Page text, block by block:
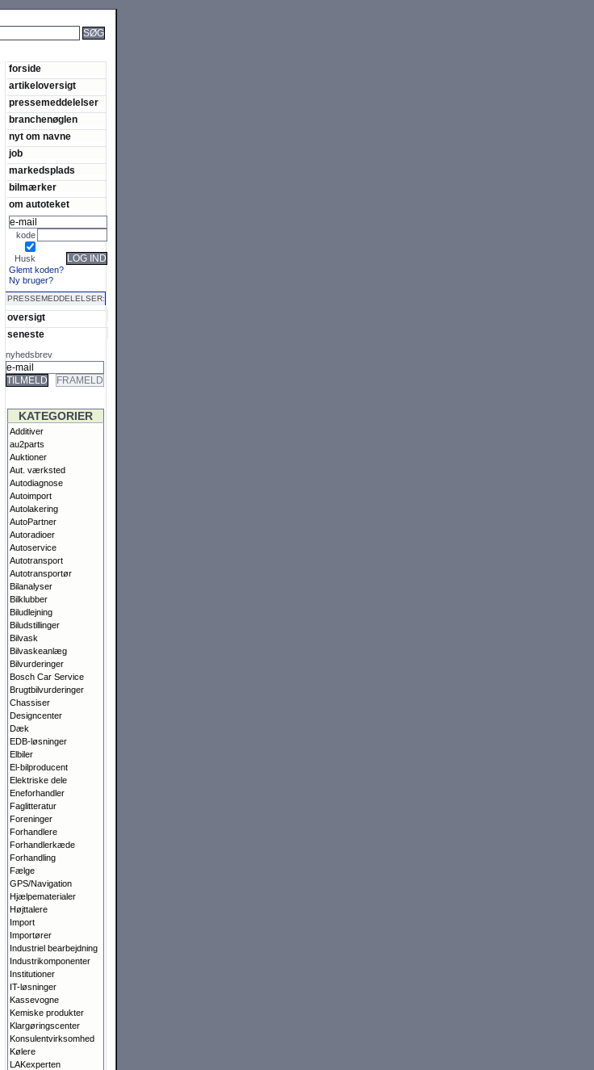
SØG
forside
artikeloversigt
pressemeddelelser
branchenøglen
nyt om navne
job
markedsplads
bilmærker
om autoteket
kode
Husk LOG IND
Glemt koden?
Ny bruger?
PRESSEMEDDELELSER:
oversigt
seneste
nyhedsbrev
TILMELD FRAMELD
KATEGORIER
Additiver
au2parts
Auktioner
Aut. værksted
Autodiagnose
Autoimport
Autolakering
AutoPartner
Autoradioer
Autoservice
Autotransport
Autotransportør
Bilanalyser
Bilklubber
Biludlejning
Biludstillinger
Bilvask
Bilvaskeanlæg
Bilvurderinger
Bosch Car Service
Brugtbilvurderinger
Chassiser
Designcenter
Dæk
EDB-løsninger
Elbiler
El-bilproducent
Elektriske dele
Eneforhandler
Faglitteratur
Foreninger
Forhandlere
Forhandlerkæde
Forhandling
Fælge
GPS/Navigation
Hjælpematerialer
Højttalere
Import
Importører
Industriel bearbejdning
Industrikomponenter
Institutioner
IT-løsninger
Kassevogne
Kemiske produkter
Klargørings­center
Konsulentvirksomhed
Kølere
LAKexperten